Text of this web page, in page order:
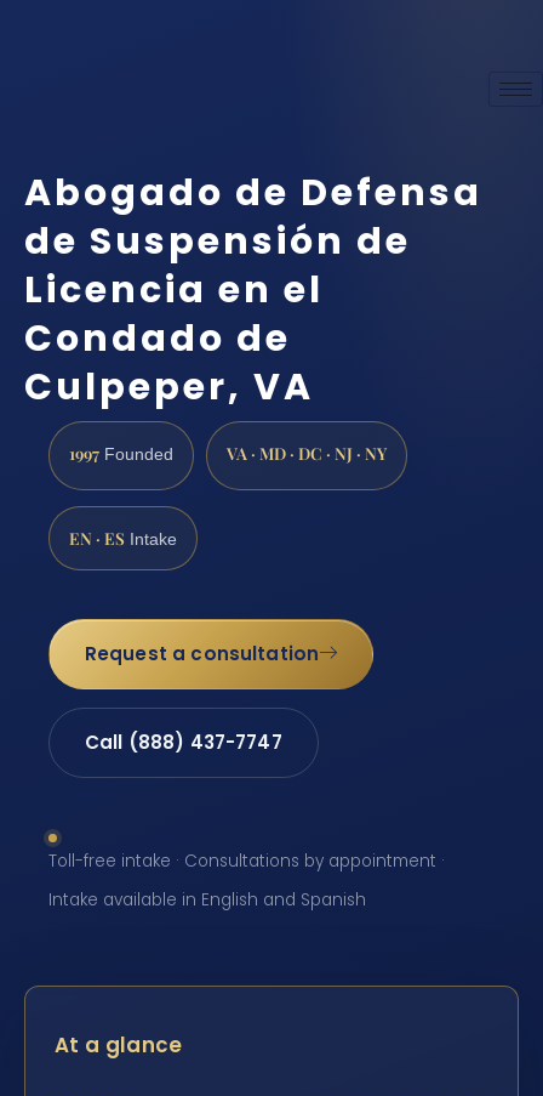
Abogado de Defensa
de Suspensión de
Licencia en el
Condado de
Culpeper, VA
1997 Founded VA · MD · DC · NJ · NY
EN · ES Intake
Request a consultation
Call (888) 437-7747
Toll-free intake · Consultations by appointment ·
Intake available in English and Spanish
At a glance